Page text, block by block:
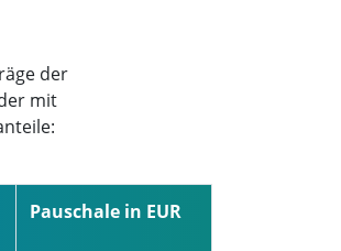
der
mit
Pauschale in EUR